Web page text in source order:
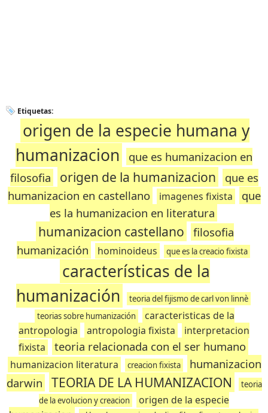
Etiquetas:
origen de la especie humana y
humanizacion
que es humanizacion en
filosofia
origen de la humanizacion
que es
humanizacion en castellano
imagenes fixista
que
es la humanizacion en literatura
humanizacion castellano
filosofia
humanización
hominoideus que es la creacio fixista
características de la
humanización
teoria del fijismo de carl von linnè
teorias sobre humanización
caracteristicas de la
antropologia
antropologia fixista
interpretacion
fixista
teoria relacionada con el ser humano
humanizacion literatura creacion fixista
humanizacion
darwin
TEORIA DE LA HUMANIZACION
teoria
de la evolucion y creacion
origen de la especie